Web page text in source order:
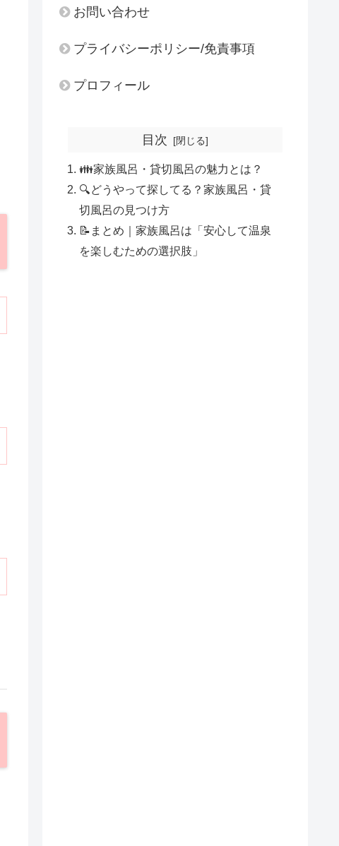
お問い合わせ
プライバシーポリシー/免責事項
プロフィール
目次
👪家族風呂・貸切風呂の魅力とは？
🔍どうやって探してる？家族風呂・貸
切風呂の見つけ方
📝まとめ｜家族風呂は「安心して温泉
を楽しむための選択肢」